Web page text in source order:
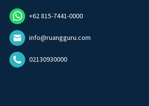
+62 815-7441-0000
info@ruangguru.com
02130930000